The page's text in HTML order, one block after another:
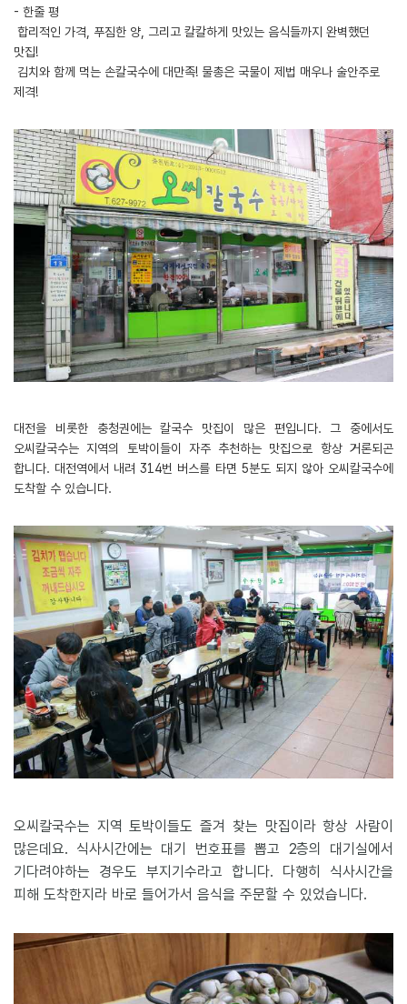
- 한줄 평
합리적인 가격, 푸짐한 양, 그리고 칼칼하게 맛있는 음식들까지 완벽했던
맛집!
김치와 함께 먹는 손칼국수에 대만족! 물총은 국물이 제법 매우나 술안주로
제격!
대전을 비롯한 충청권에는 칼국수 맛집이 많은 편입니다. 그 중에서도
오씨칼국수는 지역의 토박이들이 자주 추천하는 맛집으로 항상 거론되곤
합니다. 대전역에서 내려 314번 버스를 타면 5분도 되지 않아 오씨칼국수에
도착할 수 있습니다.
오씨칼국수는 지역 토박이들도 즐겨 찾는 맛집이라 항상 사람이
많은데요. 식사시간에는 대기 번호표를 뽑고 2층의 대기실에서
기다려야하는 경우도 부지기수라고 합니다. 다행히 식사시간을
피해 도착한지라 바로 들어가서 음식을 주문할 수 있었습니다.